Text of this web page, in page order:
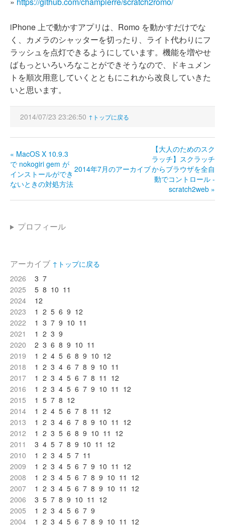
iPhone 上で動かすアプリは、Romo を動かすだけでな
く、カメラのシャッターを切ったり、ライト代わりにフ
ラッシュを点灯できるようにしています。機能を増やせ
ばもっといろいろなことができそうなので、ドキュメン
トを順次用意していくとともにこれから改良していきた
いと思います。
2014/07/23 23:26:50 ↑トップに戻る
« MacOS X 10.9.3
で nokogiri gem が
インストールができ
ないときの対処方法
2014年7月のアーカイブ
【大人のためのスク
ラッチ】スクラッチ
からブラウザを全自
動でコントロール -
scratch2web »
プロフィール
アーカイブ ↑トップに戻る
2026
3 7
2025
5 8 10 11
2024
12
2023
1 2 5 6 9 12
2022
1 3 7 9 10 11
2021
1 2 3 9
2020
2 3 6 8 9 10 11
2019
1 2 4 5 6 8 9 10 12
2018
1 2 3 4 6 7 8 9 10 11
2017
1 2 3 4 5 6 7 8 11 12
2016
1 2 3 4 5 6 7 9 10 11 12
2015
1 5 7 8 12
2014
1 2 4 5 6 7 8 11 12
2013
1 2 3 4 6 7 8 9 10 11 12
2012
1 2 3 5 6 8 9 10 11 12
2011
3 4 5 7 8 9 10 11 12
2010
1 2 3 4 5 7 11
2009
1 2 3 4 5 6 7 9 10 11 12
2008
1 2 3 4 5 6 7 8 9 10 11 12
2007
1 2 3 4 5 6 7 8 9 10 11 12
2006
3 5 7 8 9 10 11 12
2005
1 2 3 4 5 6 7 9
2004
1 2 3 4 5 6 7 8 9 10 11 12